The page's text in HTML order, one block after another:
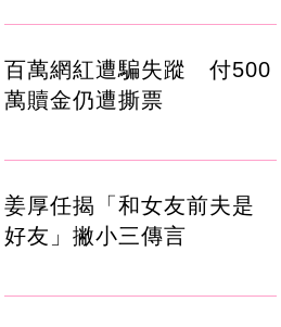
百萬網紅遭騙失蹤 付500
萬贖金仍遭撕票
姜厚任揭「和女友前夫是
好友」撇小三傳言